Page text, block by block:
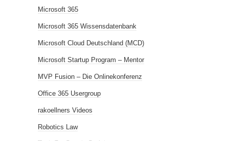
Microsoft 365
Microsoft 365 Wissensdatenbank
Microsoft Cloud Deutschland (MCD)
Microsoft Startup Program – Mentor
MVP Fusion – Die Onlinekonferenz
Office 365 Usergroup
rakoellners Videos
Robotics Law